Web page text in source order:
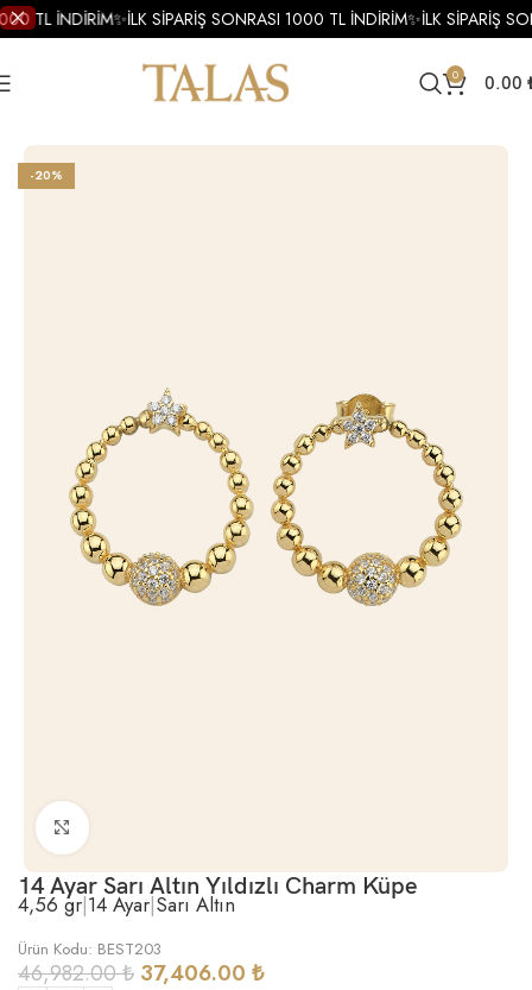
0 0.00
Altın Küpe Altın Tasarım Küpe
-20%
Büyütmek için tıklayın
14 Ayar Sarı Altın Yıldızlı Charm Küpe
4,56 gr|14 Ayar|Sarı Altın
Ürün Kodu: BEST203
46,982.00₺ 37,406.00 ₺
TL İNDİRİM✨İLK SİPARİŞ SONRASI 1000 TL İNDİRİM✨İLK SİPARİŞ